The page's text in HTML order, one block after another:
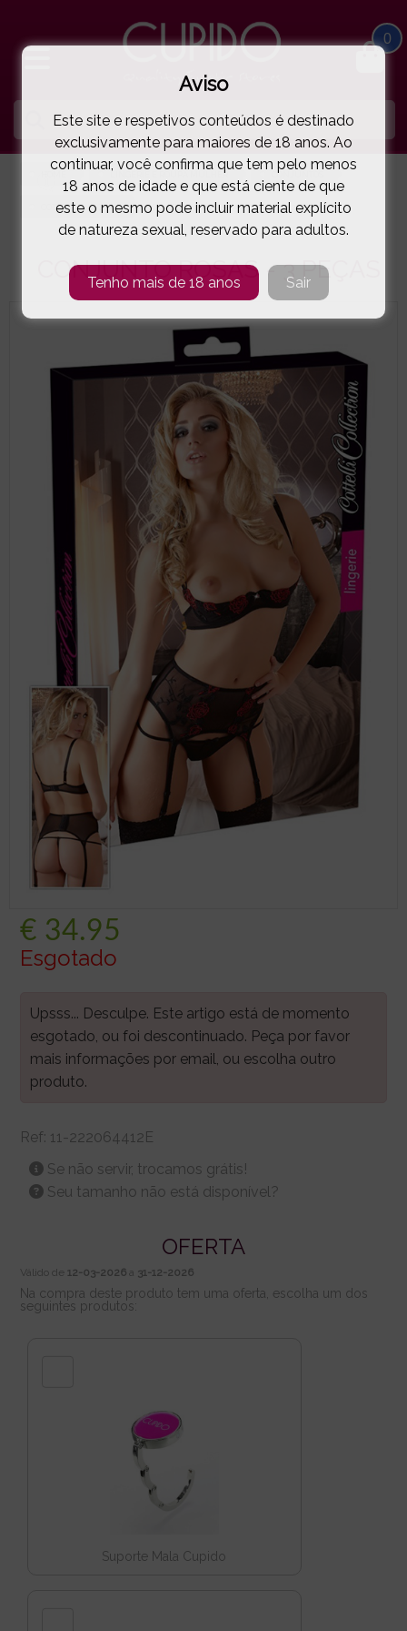
0
LINGERIE E ROUPA MULHER CONJUNTOS
COTTELLI LINGERIE CONJUNTO ROSAS - 3 PEÇAS( 11-222064412E )
CONJUNTO ROSAS - 3 PEÇAS
€ 34.95
Esgotado
Upsss... Desculpe. Este artigo está de momento
esgotado, ou foi descontinuado. Peça por favor
mais informações por email, ou escolha outro
produto.
Ref: 11-222064412E
Se não servir, trocamos grátis!
Seu tamanho não está disponível?
OFERTA
Válido de 12-03-2026 a 31-12-2026
Na compra deste produto tem uma oferta, escolha um dos
seguintes produtos:
Suporte Mala Cupido
Aviso
Este site e respetivos conteúdos é destinado
exclusivamente para maiores de 18 anos. Ao
continuar, você confirma que tem pelo menos
18 anos de idade e que está ciente de que
este o mesmo pode incluir material explícito
de natureza sexual, reservado para adultos.
Tenho mais de 18 anos Sair